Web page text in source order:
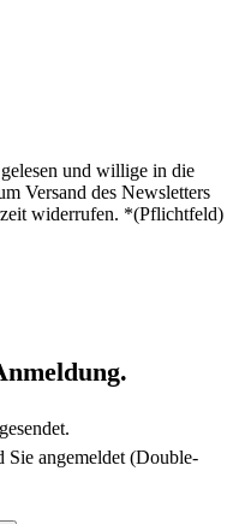
gelesen und willige in die
Versand des Newsletters
widerrufen. *(Pflichtfeld)
gesendet.
angemeldet (Double-